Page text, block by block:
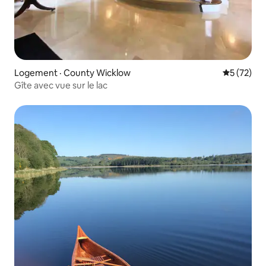
Logement · County Wicklow Note
5 (72)
Gîte avec vue sur le lac